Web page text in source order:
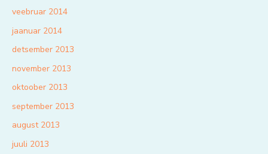
veebruar 2014
jaanuar 2014
detsember 2013
november 2013
oktoober 2013
september 2013
august 2013
juuli 2013